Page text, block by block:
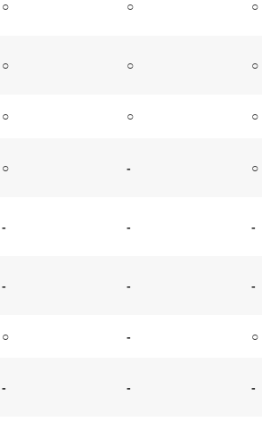
○ ○ ○
○ ○ ○
○ ○ ○
○ - ○
- - -
- - -
○ - ○
- - -